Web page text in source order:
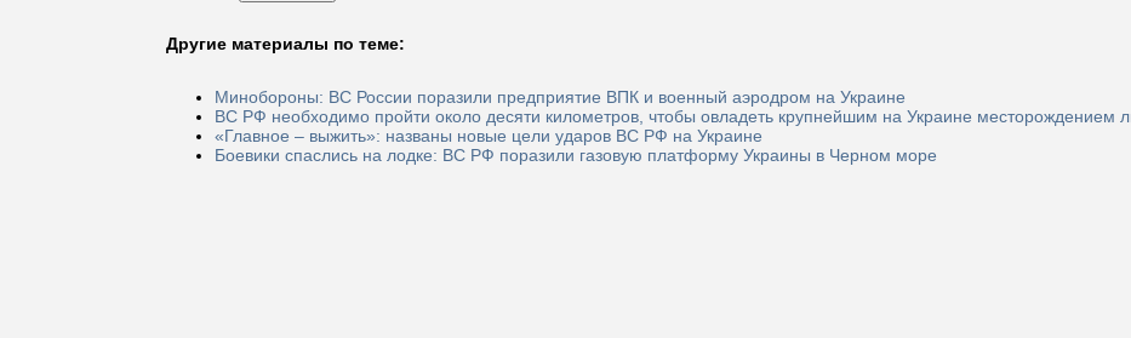
Другие материалы по теме:
Минобороны: ВС России поразили предприятие ВПК и военный аэродром на Украине
ВС РФ необходимо пройти около десяти километров, чтобы овладеть крупнейшим на Украине месторождением
«Главное – выжить»: названы новые цели ударов ВС РФ на Украине
Боевики спаслись на лодке: ВС РФ поразили газовую платформу Украины в Черном море